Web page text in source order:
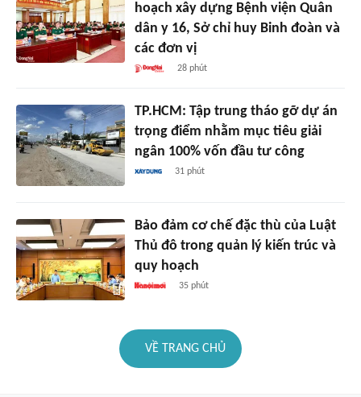
hoạch xây dựng Bệnh viện Quân
dân y 16, Sở chỉ huy Binh đoàn và
các đơn vị
28 phút
TP.HCM: Tập trung tháo gỡ dự án
trọng điểm nhằm mục tiêu giải
ngân 100% vốn đầu tư công
31 phút
Bảo đảm cơ chế đặc thù của Luật
Thủ đô trong quản lý kiến trúc và
quy hoạch
35 phút
VỀ TRANG CHỦ